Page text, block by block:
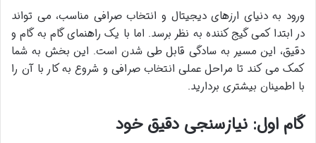
ورود به دنیای ارزهای دیجیتال و انتخاب صرافی مناسب، می تواند
در ابتدا کمی گیج کننده به نظر برسد. اما با یک راهنمای گام به گام و
دقیق، این مسیر به سادگی قابل طی شدن است. این بخش به شما
کمک می کند تا مراحل عملی انتخاب صرافی و شروع به کار با آن را
با اطمینان بیشتری بردارید.
گام اول: نیازسنجی دقیق خود